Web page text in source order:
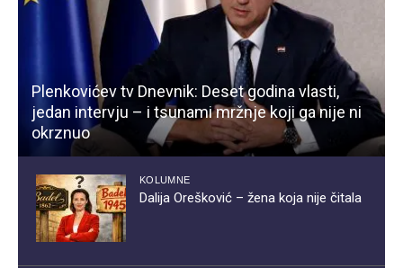
Plenkovićev tv Dnevnik: Deset godina vlasti,
jedan intervju – i tsunami mržnje koji ga nije ni
okrznuo
KOLUMNE
Dalija Orešković – žena koja nije čitala